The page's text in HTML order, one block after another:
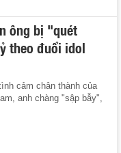
ông bị "quét
theo đuổi idol
cảm chân thành của
anh chàng "sập bẫy",